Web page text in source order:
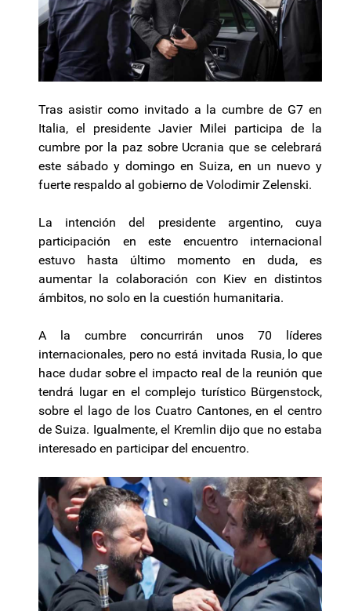
Tras asistir como invitado a la cumbre de G7 en
Italia, el presidente Javier Milei participa de la
cumbre por la paz sobre Ucrania que se celebrará
este sábado y domingo en Suiza, en un nuevo y
fuerte respaldo al gobierno de Volodimir Zelenski.
La intención del presidente argentino, cuya
participación en este encuentro internacional
estuvo hasta último momento en duda, es
aumentar la colaboración con Kiev en distintos
ámbitos, no solo en la cuestión humanitaria.
A la cumbre concurrirán unos 70 líderes
internacionales, pero no está invitada Rusia, lo que
hace dudar sobre el impacto real de la reunión que
tendrá lugar en el complejo turístico Bürgenstock,
sobre el lago de los Cuatro Cantones, en el centro
de Suiza. Igualmente, el Kremlin dijo que no estaba
interesado en participar del encuentro.